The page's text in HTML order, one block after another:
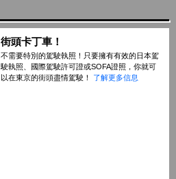
街頭卡丁車！
不需要特別的駕駛執照！只要擁有有效的日本駕
駛執照、國際駕駛許可證或SOFA證照，你就可
以在東京的街頭盡情駕駛！ 了解更多信息